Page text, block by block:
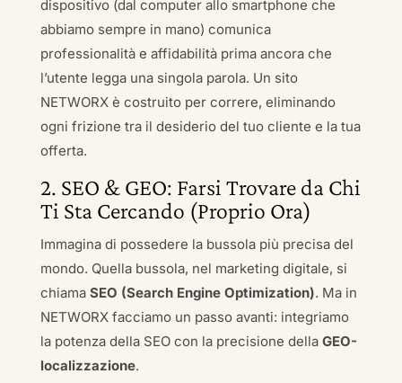
dispositivo (dal computer allo smartphone che
abbiamo sempre in mano) comunica
professionalità e affidabilità prima ancora che
l’utente legga una singola parola. Un sito
NETWORX è costruito per correre, eliminando
ogni frizione tra il desiderio del tuo cliente e la tua
offerta.
2. SEO & GEO: Farsi Trovare da Chi
Ti Sta Cercando (Proprio Ora)
Immagina di possedere la bussola più precisa del
mondo. Quella bussola, nel marketing digitale, si
chiama SEO (Search Engine Optimization). Ma in
NETWORX facciamo un passo avanti: integriamo
la potenza della SEO con la precisione della GEO-
localizzazione.